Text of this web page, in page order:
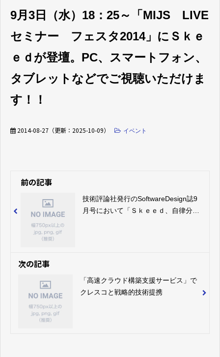
9月3日（水）18：25～「MIJS LIVE
セミナー フェスタ2014」にＳｋｅ
ｅｄが登壇。PC、スマートフォン、
タブレットなどでご視聴いただけま
す！！
2014-08-27 （更新： 2025-10-09） イベント
前の記事
技術評論社発行のSoftwareDesign誌9
月号において「Ｓｋｅｅｄ、自律分散
次の記事
「高速クラウド構築支援サービス」で
クレスコと戦略的技術提携